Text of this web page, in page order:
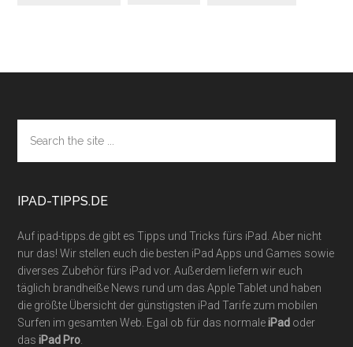
Footer
the
site
IPAD-TIPPS.DE
Auf ipad-tipps.de gibt es Tipps und Tricks fürs iPad. Aber nicht
nur das! Wir stellen euch die besten iPad Apps und Games sowie
diverses Zubehör fürs iPad vor. Außerdem liefern wir euch
täglich brandheiße News rund um das Apple Tablet und haben
die größte Übersicht der günstigsten iPad Tarife zum mobilen
Surfen im gesamten Web. Egal ob für das normaleiPad oder
dasiPad Pro